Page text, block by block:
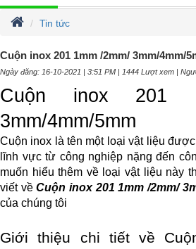
Tin tức
Cuộn inox 201 1mm /2mm/ 3mm/4mm/
Ngày đăng: 16-10-2021 | 3:51 PM | 1444 Lượt xem |
Cuộn inox 201
3mm/4mm/5mm
Cuộn inox là tên một loại vật liệu
lĩnh vực từ công nghiệp nặng đến
muốn hiểu thêm về loại vật liệu này
viết về Cuộn inox 201 1mm /2mm/
của chúng tôi
Giới thiệu chi tiết về